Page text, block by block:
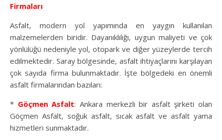
Firmaları
Asfalt, modern yol yapımında en yaygın kullanılan
malzemelerden biridir. Dayanıklılığı, uygun maliyeti ve çok
yönlülüğü nedeniyle yol, otopark ve diğer yüzeylerde tercih
edilmektedir. Saray bölgesinde, asfalt ihtiyaçlarını karşılayan
çok sayıda firma bulunmaktadır. İşte bölgedeki en önemli
asfalt firmalarından bazıları:
* Göçmen Asfalt: Ankara merkezli bir asfalt şirketi olan
Göçmen Asfalt, soğuk asfalt, sıcak asfalt ve asfalt yama
hizmetleri sunmaktadır.